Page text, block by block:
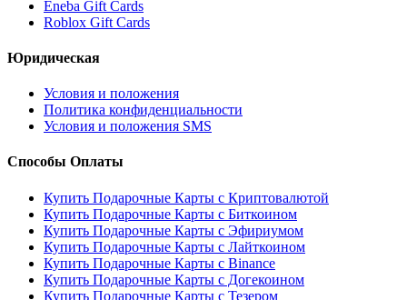
Eneba Gift Cards
Roblox Gift Cards
Юридическая
Условия и положения
Политика конфиденциальности
Условия и положения SMS
Способы Оплаты
Купить Подарочные Карты с Криптовалютой
Купить Подарочные Карты с Биткоином
Купить Подарочные Карты с Эфириумом
Купить Подарочные Карты с Лайткоином
Купить Подарочные Карты с Binance
Купить Подарочные Карты с Догекоином
Купить Подарочные Карты с Тезером